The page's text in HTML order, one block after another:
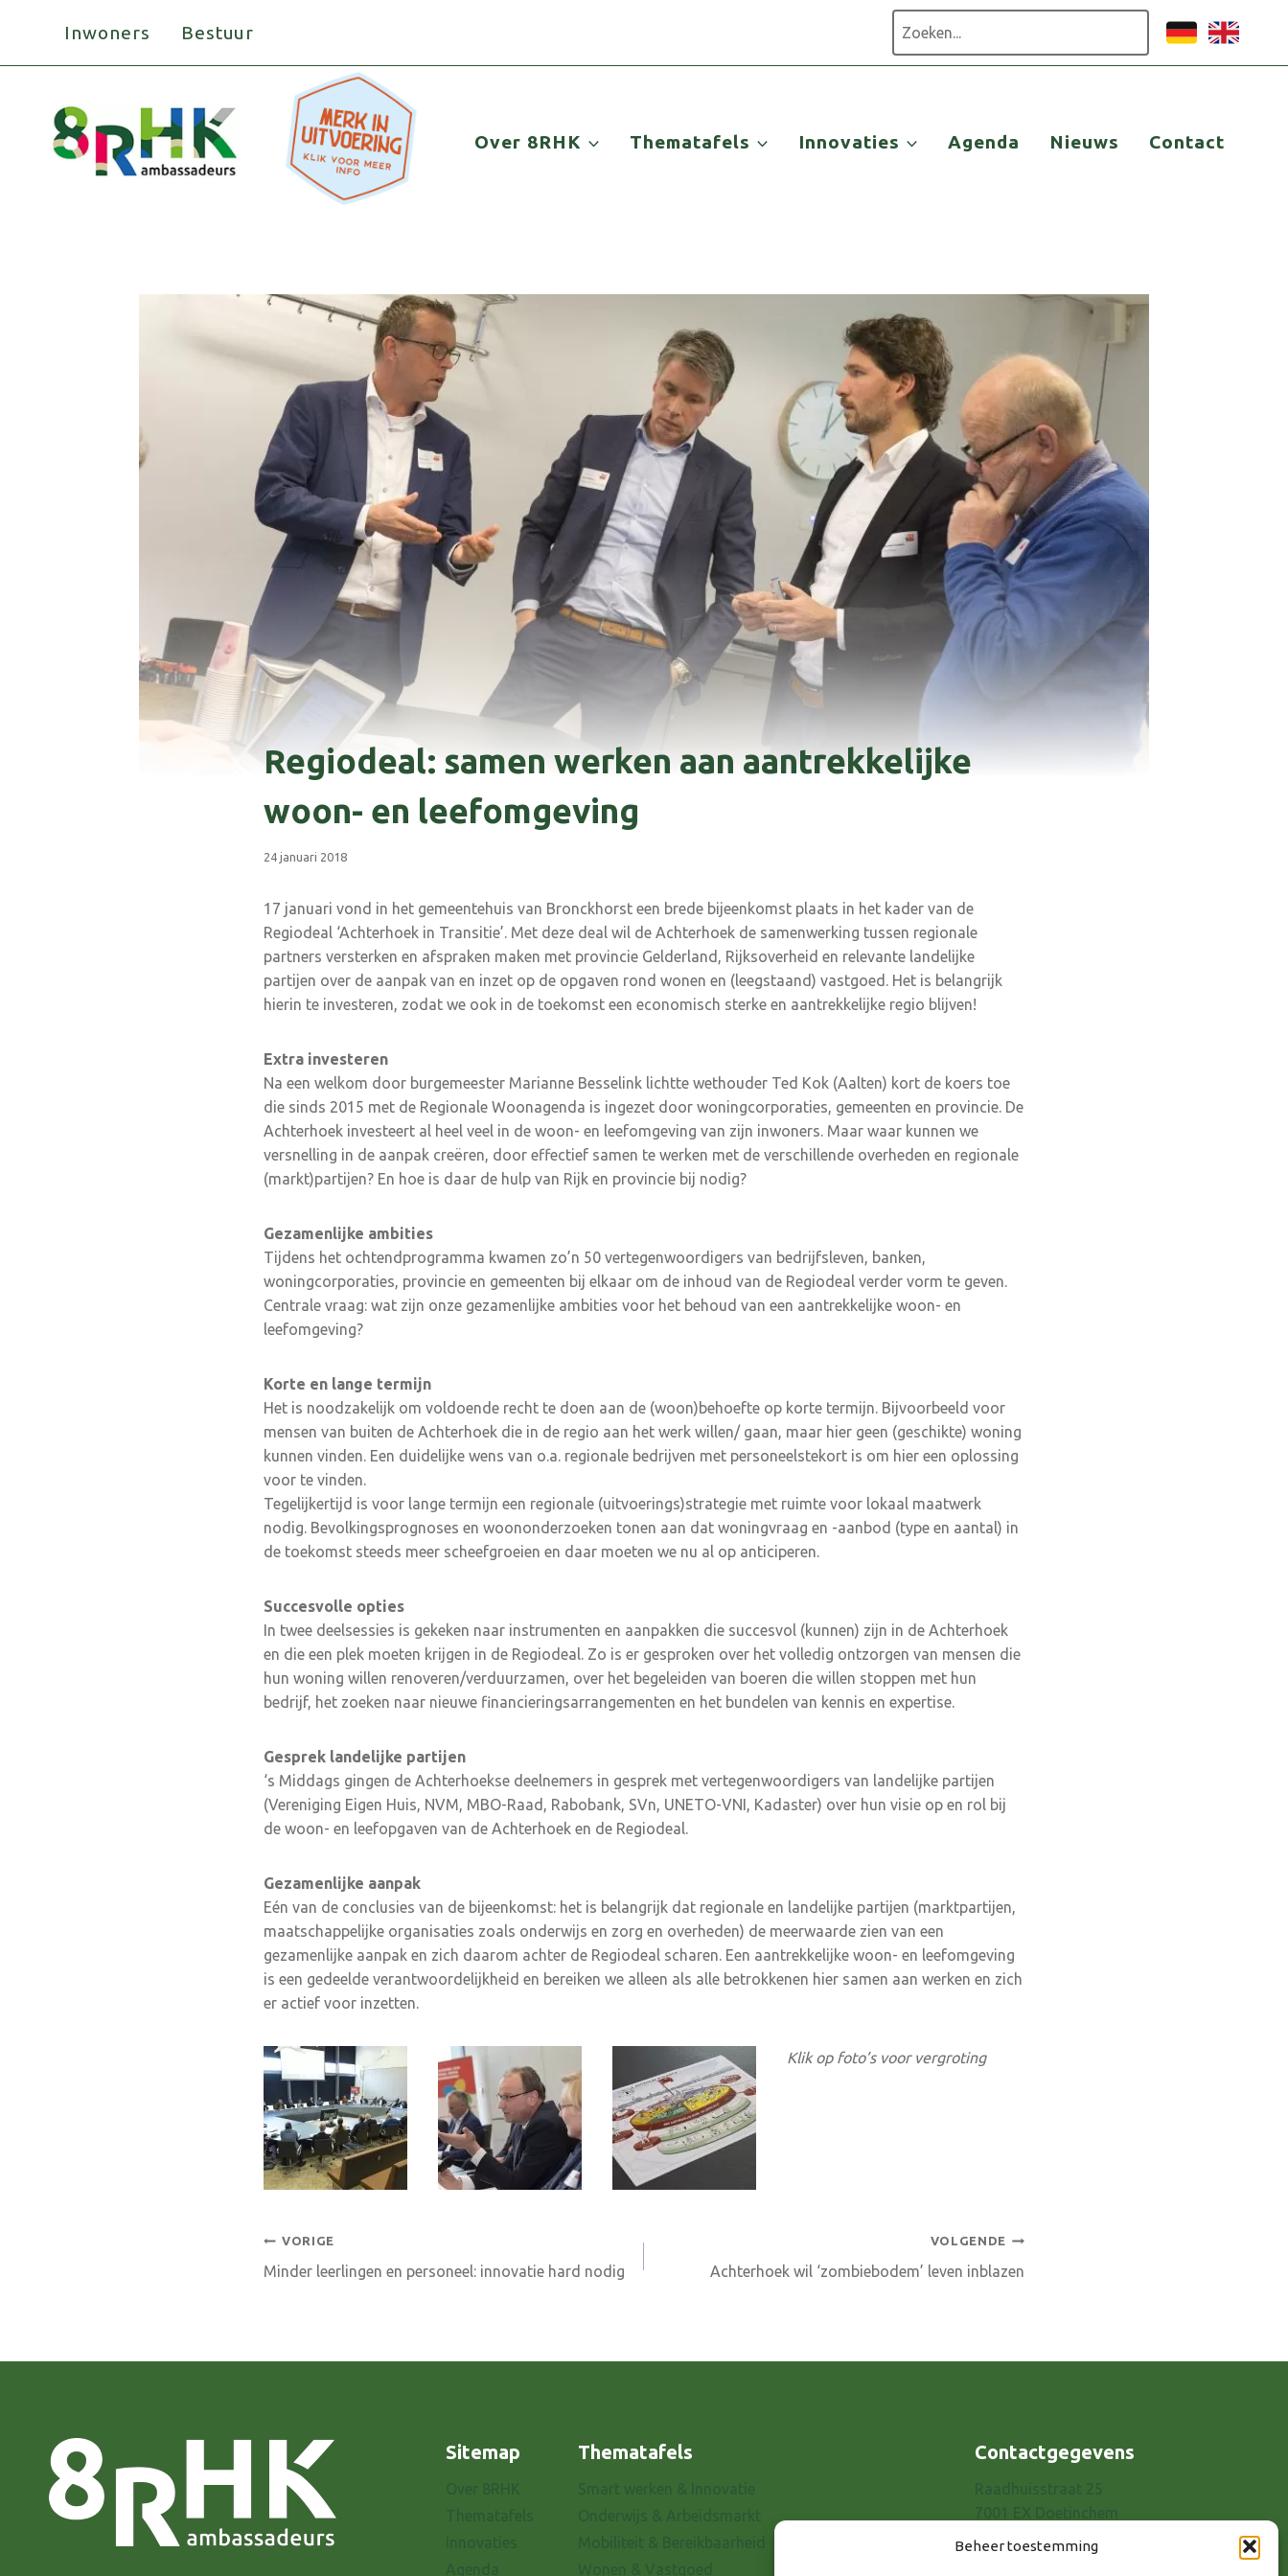
Beheer toestemming
Inwoners Bestuur
Over 8RHK Thematafels Innovaties Agenda Nieuws Contact
Regiodeal: samen werken aan aantrekkelijke
woon- en leefomgeving
24 januari 2018
17 januari vond in het gemeentehuis van Bronckhorst een brede bijeenkomst plaats in het kader van de
Regiodeal ‘Achterhoek in Transitie’. Met deze deal wil de Achterhoek de samenwerking tussen regionale
partners versterken en afspraken maken met provincie Gelderland, Rijksoverheid en relevante landelijke
partijen over de aanpak van en inzet op de opgaven rond wonen en (leegstaand) vastgoed. Het is belangrijk
hierin te investeren, zodat we ook in de toekomst een economisch sterke en aantrekkelijke regio blijven!
Extra investeren
Na een welkom door burgemeester Marianne Besselink lichtte wethouder Ted Kok (Aalten) kort de koers toe
die sinds 2015 met de Regionale Woonagenda is ingezet door woningcorporaties, gemeenten en provincie. De
Achterhoek investeert al heel veel in de woon- en leefomgeving van zijn inwoners. Maar waar kunnen we
versnelling in de aanpak creëren, door effectief samen te werken met de verschillende overheden en regionale
(markt)partijen? En hoe is daar de hulp van Rijk en provincie bij nodig?
Gezamenlijke ambities
Tijdens het ochtendprogramma kwamen zo’n 50 vertegenwoordigers van bedrijfsleven, banken,
woningcorporaties, provincie en gemeenten bij elkaar om de inhoud van de Regiodeal verder vorm te geven.
Centrale vraag: wat zijn onze gezamenlijke ambities voor het behoud van een aantrekkelijke woon- en
leefomgeving?
Korte en lange termijn
Het is noodzakelijk om voldoende recht te doen aan de (woon)behoefte op korte termijn. Bijvoorbeeld voor
mensen van buiten de Achterhoek die in de regio aan het werk willen/ gaan, maar hier geen (geschikte) woning
kunnen vinden. Een duidelijke wens van o.a. regionale bedrijven met personeelstekort is om hier een oplossing
voor te vinden.
Tegelijkertijd is voor lange termijn een regionale (uitvoerings)strategie met ruimte voor lokaal maatwerk
nodig. Bevolkingsprognoses en woononderzoeken tonen aan dat woningvraag en -aanbod (type en aantal) in
de toekomst steeds meer scheefgroeien en daar moeten we nu al op anticiperen.
Succesvolle opties
In twee deelsessies is gekeken naar instrumenten en aanpakken die succesvol (kunnen) zijn in de Achterhoek
en die een plek moeten krijgen in de Regiodeal. Zo is er gesproken over het volledig ontzorgen van mensen die
hun woning willen renoveren/verduurzamen, over het begeleiden van boeren die willen stoppen met hun
bedrijf, het zoeken naar nieuwe financieringsarrangementen en het bundelen van kennis en expertise.
Gesprek landelijke partijen
‘s Middags gingen de Achterhoekse deelnemers in gesprek met vertegenwoordigers van landelijke partijen
(Vereniging Eigen Huis, NVM, MBO-Raad, Rabobank, SVn, UNETO-VNI, Kadaster) over hun visie op en rol bij
de woon- en leefopgaven van de Achterhoek en de Regiodeal.
Gezamenlijke aanpak
Eén van de conclusies van de bijeenkomst: het is belangrijk dat regionale en landelijke partijen (marktpartijen,
maatschappelijke organisaties zoals onderwijs en zorg en overheden) de meerwaarde zien van een
gezamenlijke aanpak en zich daarom achter de Regiodeal scharen. Een aantrekkelijke woon- en leefomgeving
is een gedeelde verantwoordelijkheid en bereiken we alleen als alle betrokkenen hier samen aan werken en zich
er actief voor inzetten.
Klik op foto’s voor vergroting
Bericht
navigatie
VORIGE
Minder leerlingen en personeel: innovatie hard nodig
VOLGENDE
Achterhoek wil ‘zombiebodem’ leven inblazen
Sitemap Thematafels Contactgegevens
E-mail: info@8rhk.nl